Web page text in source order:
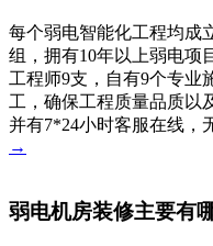
每个弱电智能化工程均成
组，拥有10年以上弱电项
工程师9支，自有9个专业
工，确保工程质量品质以
并有7*24小时客服在线，
→
弱电机房装修主要有